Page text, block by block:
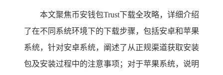
本文聚焦币安钱包Trust下载全攻略，详细介绍
了在不同系统环境下的下载步骤，包括安卓和苹果
系统，针对安卓系统，阐述了从正规渠道获取安装
包及安装过程中的注意事项；对于苹果系统，说明